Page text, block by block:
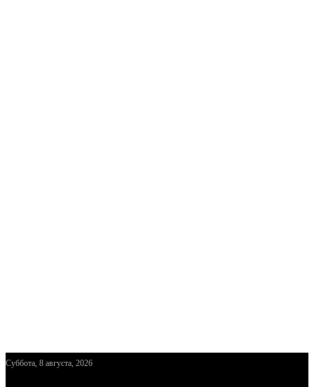
Суббота, 8 августа, 2026